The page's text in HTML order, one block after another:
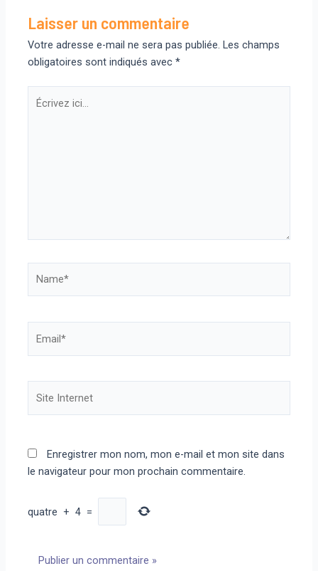
Laisser un commentaire
Votre adresse e-mail ne sera pas publiée. Les champs
obligatoires sont indiqués avec*
Écrivez
ici…
Enregistrer mon nom, mon e-mail et mon site dans
le navigateur pour mon prochain commentaire.
quatre + 4 =